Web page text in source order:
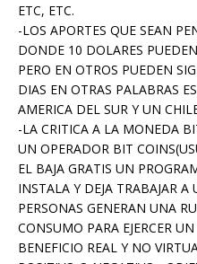
ETC, ETC.
-LOS APORTES QUE SEAN
DONDE 10 DOLARES
PERO EN OTROS PUEDEN
DIAS EN OTRAS PALABRAS
AMERICA DEL SUR Y UN
-LA CRITICA A LA MONEDA
UN OPERADOR BIT
EL BAJA GRATIS UN
INSTALA Y DEJA TRABAJAR
PERSONAS GENERAN UNA
CONSUMO PARA EJERCER
BENEFICIO REAL Y NO